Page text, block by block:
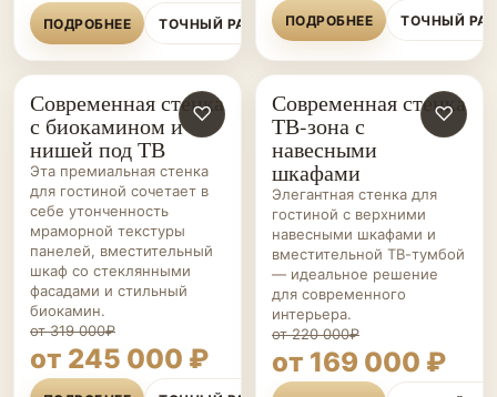
ПОДРОБНЕЕ ТОЧНЫЙ РАСЧЁТ ПОДРОБНЕЕ ТОЧНЫЙ
ГОСТИНЫЕ НА ЗАКАЗ
♡
Современная стенка
с биокамином и
нишей под ТВ
Эта премиальная стенка
для гостиной сочетает в
себе утонченность
мраморной текстуры
панелей, вместительный
шкаф со стеклянными
фасадами и стильный
биокамин.
от 319 000₽
от 245 000 ₽
ГОСТИНЫЕ НА ЗАКАЗ
♡
Современная стенка
ТВ-зона с
навесными
шкафами
Элегантная стенка для
гостиной с верхними
навесными шкафами и
вместительной ТВ-тумбой
— идеальное решение
для современного
интерьера.
от 220 000₽
от 169 000 ₽